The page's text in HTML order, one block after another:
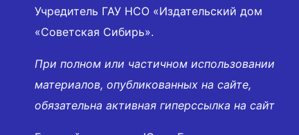
Учредитель ГАУ НСО «Издательский дом
«Советская Сибирь».
При полном или частичном использовании
материалов, опубликованных на сайте,
обязательна активная гиперссылка на сайт